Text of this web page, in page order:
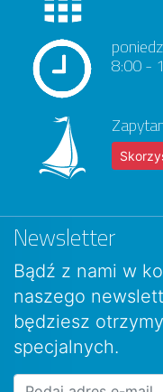
8:00 -
Newsletter
Bądź z nami w
naszego
będziesz
specjalnych.